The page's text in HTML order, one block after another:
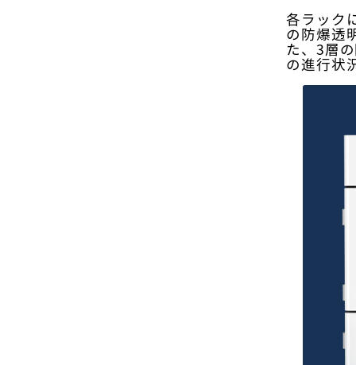
各ラック
の防爆透
た、3層
の進行状